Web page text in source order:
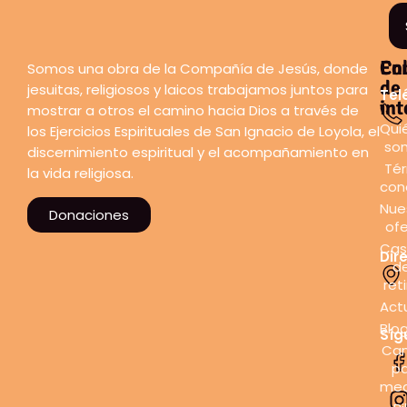
Somos una obra de la Compañía de Jesús, donde
jesuitas, religiosos y laicos trabajamos juntos para
mostrar a otros el camino hacia Dios a través de
los Ejercicios Espirituales de San Ignacio de Loyola, el
discernimiento espiritual y el acompañamiento en
la vida religiosa.
Donaciones
de